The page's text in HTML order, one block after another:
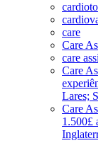
care
Care
care
Care
Lares;
Care
1.500£